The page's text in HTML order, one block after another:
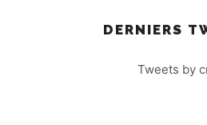
DERNIERS
Tweets by